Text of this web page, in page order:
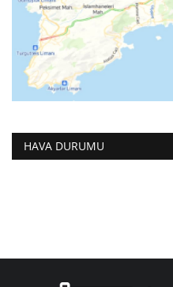
HAVA DURUMU